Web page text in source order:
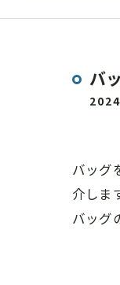
バ
バッグ
介しま
バッグ